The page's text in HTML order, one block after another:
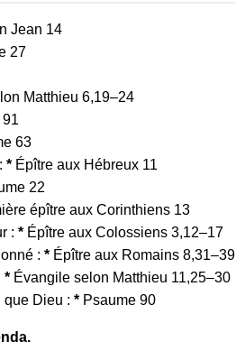
Jean 14
27
Matthieu 6,19–24
91
63
* Épître aux Hébreux 11
22
épître aux Corinthiens 13
: * Épître aux Colossiens 3,12–17
: * Épître aux Romains 8,31–39
* Évangile selon Matthieu 11,25–30
que Dieu : * Psaume 90